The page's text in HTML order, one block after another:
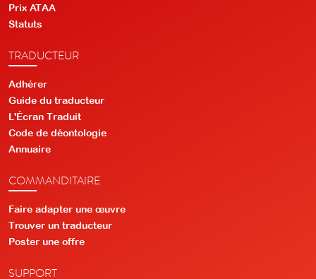
Prix ATAA
Statuts
TRADUCTEUR
Adhérer
Guide du traducteur
L'Écran Traduit
Code de déontologie
Annuaire
COMMANDITAIRE
Faire adapter une œuvre
Trouver un traducteur
Poster une offre
SUPPORT